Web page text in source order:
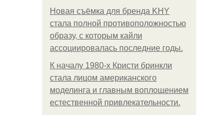
Новая съёмка для бренда KHY
стала полной противоположностью
образу, с которым кайли
ассоциировалась последние годы.
К началу 1980-х Кристи бринкли
стала лицом американского
моделинга и главным воплощением
естественной привлекательности.